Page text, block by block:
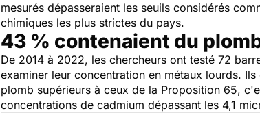
mesurés dépasseraient les seuils considérés
chimiques les plus strictes du pays.
43 % contenaient du
De 2014 à 2022, les chercheurs ont testé 72
examiner leur concentration en métaux lourds.
plomb supérieurs à ceux de la Proposition 65,
concentrations de cadmium dépassant les 4,1